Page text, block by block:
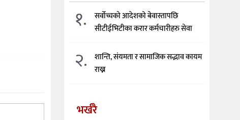
१.
सर्वोच्चको आदेशको बेवास्तापछि
सीटीईभिटीका करार कर्मचारीहरु सेवा
२.
शान्ति, संयमता र सामाजिक सद्भाव कायम
राख्न
भर्खरै